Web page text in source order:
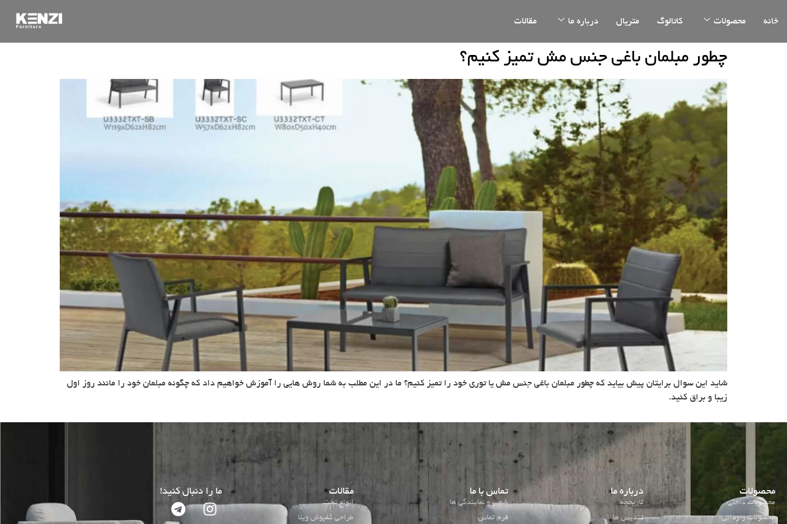
خانه محصولات کاتالوگ متریال درباره ما مقالات
چطور مبلمان باغی جنس مش تمیز کنیم؟
شاید این سوال برایتان پیش بیاید که چطور مبلمان باغی جنس مش یا توری خود را تمیز کنیم؟ ما در این مطلب به شما روش هایی را آموزش خواهیم داد که چگونه مبلمان خود را مانند روز اول
زیبا و براق کنید.
محصولات
محصولات داخلی
محصولات وارداتی
درباره ما
تاریخچه
تندیس ها
تماس با ما
شعب و نمایندگی ها
فرم تماس
مقالات
انواع تخت
طراحی کفپوش ویلا
ما را دنبال کنید!